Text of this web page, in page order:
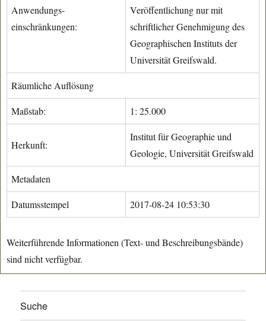
Anwendungs-
einschränkungen:
Veröffentlichung nur mit
schriftlicher Genehmigung des
Geographischen Instituts der
Universität Greifswald.
Räumliche Auflösung
Maßstab: 1: 25.000
Herkunft:
Institut für Geographie und
Geologie, Universität Greifswald
Metadaten
Datumsstempel 2017-08-24 10:53:30
Weiterführende Informationen (Text- und Beschreibungsbände)
sind nicht verfügbar.
Suche